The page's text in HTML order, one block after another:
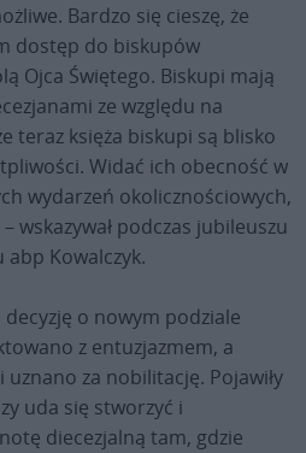
Bardzo się cieszę, że
dostęp do biskupów
Ojca Świętego. Biskupi mają
ze względu na
teraz księża biskupi są blisko
Widać ich obecność w
wydarzeń okolicznościowych,
wskazywał podczas jubileuszu
abp Kowalczyk.
o nowym podziale
z entuzjazmem, a
uznano za nobilitację. Pojawiły
uda się stworzyć i
diecezjalną tam, gdzie